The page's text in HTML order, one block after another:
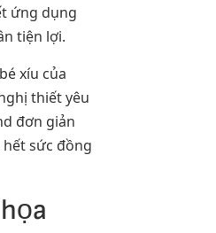
ứng dụng
tiện lợi.
xíu của
thiết yêu
đơn giản
sức đồng